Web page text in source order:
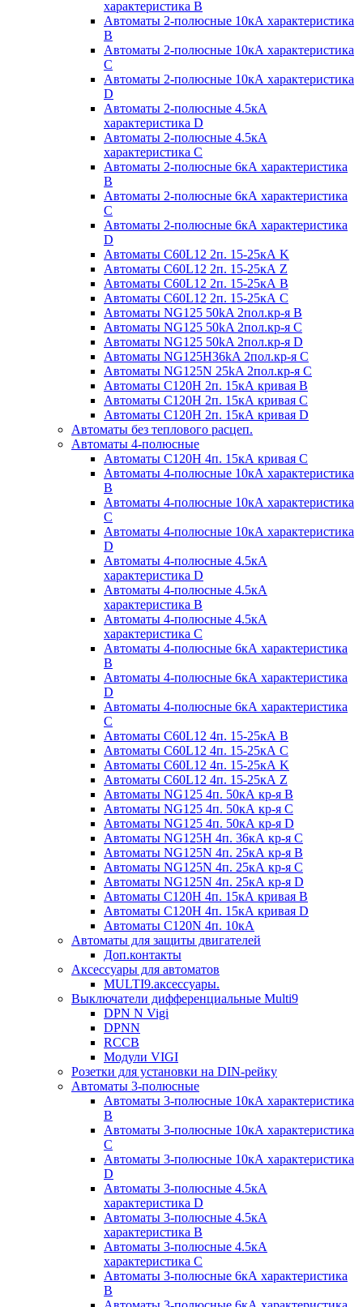
характеристика В
Автоматы 2-полюсные 10кА характеристика
B
Автоматы 2-полюсные 10кА характеристика
C
Автоматы 2-полюсные 10кА характеристика
D
Автоматы 2-полюсные 4.5кА
характеристика D
Автоматы 2-полюсные 4.5кА
характеристика С
Автоматы 2-полюсные 6кА характеристика
B
Автоматы 2-полюсные 6кА характеристика
C
Автоматы 2-полюсные 6кА характеристика
D
Автоматы C60L12 2п. 15-25кА K
Автоматы C60L12 2п. 15-25кА Z
Автоматы C60L12 2п. 15-25кА B
Автоматы C60L12 2п. 15-25кА C
Автоматы NG125 50kA 2пол.кр-я B
Автоматы NG125 50kA 2пол.кр-я C
Автоматы NG125 50kA 2пол.кр-я D
Автоматы NG125H36kA 2пол.кр-я C
Автоматы NG125N 25kA 2пол.кр-я C
Автоматы С120H 2п. 15кА кривая B
Автоматы С120H 2п. 15кА кривая C
Автоматы С120H 2п. 15кА кривая D
Автоматы без теплового расцеп.
Автоматы 4-полюсные
Автоматы С120H 4п. 15кА кривая C
Автоматы 4-полюсные 10кА характеристика
B
Автоматы 4-полюсные 10кА характеристика
C
Автоматы 4-полюсные 10кА характеристика
D
Автоматы 4-полюсные 4.5кА
характеристика D
Автоматы 4-полюсные 4.5кА
характеристика В
Автоматы 4-полюсные 4.5кА
характеристика С
Автоматы 4-полюсные 6кА характеристика
B
Автоматы 4-полюсные 6кА характеристика
D
Автоматы 4-полюсные 6кА характеристика
С
Автоматы C60L12 4п. 15-25кА B
Автоматы C60L12 4п. 15-25кА C
Автоматы C60L12 4п. 15-25кА K
Автоматы C60L12 4п. 15-25кА Z
Автоматы NG125 4п. 50кА кр-я B
Автоматы NG125 4п. 50кА кр-я C
Автоматы NG125 4п. 50кА кр-я D
Автоматы NG125H 4п. 36кА кр-я C
Автоматы NG125N 4п. 25кА кр-я B
Автоматы NG125N 4п. 25кА кр-я C
Автоматы NG125N 4п. 25кА кр-я D
Автоматы С120H 4п. 15кА кривая B
Автоматы С120H 4п. 15кА кривая D
Автоматы С120N 4п. 10кА
Автоматы для защиты двигателей
Доп.контакты
Аксессуары для автоматов
MULTI9.аксессуары.
Выключатели дифференциальные Multi9
DPN N Vigi
DPNN
RCCB
Модули VIGI
Розетки для установки на DIN-рейку
Автоматы 3-полюсные
Автоматы 3-полюсные 10кА характеристика
B
Автоматы 3-полюсные 10кА характеристика
C
Автоматы 3-полюсные 10кА характеристика
D
Автоматы 3-полюсные 4.5кА
характеристика D
Автоматы 3-полюсные 4.5кА
характеристика В
Автоматы 3-полюсные 4.5кА
характеристика С
Автоматы 3-полюсные 6кА характеристика
B